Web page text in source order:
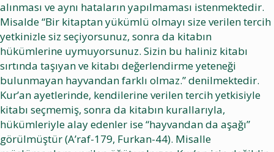
alınması ve aynı hataların yapılmaması istenmektedir.
Misalde “Bir kitaptan yükümlü olmayı size verilen tercih
yetkinizle siz seçiyorsunuz, sonra da kitabın
hükümlerine uymuyorsunuz. Sizin bu haliniz kitabı
sırtında taşıyan ve kitabı değerlendirme yeteneği
bulunmayan hayvandan farklı olmaz.” denilmektedir.
Kur’an ayetlerinde, kendilerine verilen tercih yetkisiyle
kitabı seçmemiş, sonra da kitabın kurallarıyla,
hükümleriyle alay edenler ise “hayvandan da aşağı”
görülmüştür (A’raf-179, Furkan-44). Misalle